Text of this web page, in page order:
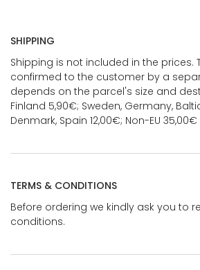
SHIPPING
Shipping is not included in the prices.
confirmed to the customer by a
depends on the parcel's size and
Finland 5,90€; Sweden, Germany,
Denmark, Spain 12,00€; Non-EU 35,00€
TERMS & CONDITIONS
Before ordering we kindly ask you to
conditions.